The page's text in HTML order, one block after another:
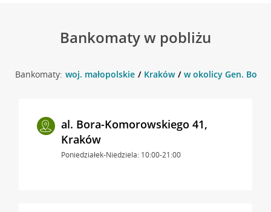
Bankomaty w pobliżu
Bankomaty: woj. małopolskie Kraków w okolicy Gen. Bora
al. Bora-Komorowskiego 41,
Kraków
Poniedziałek-Niedziela: 10:00-21:00